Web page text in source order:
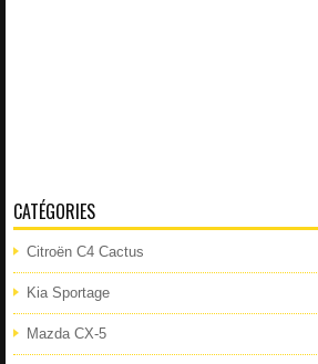
CATÉGORIES
Citroën C4 Cactus
Kia Sportage
Mazda CX-5